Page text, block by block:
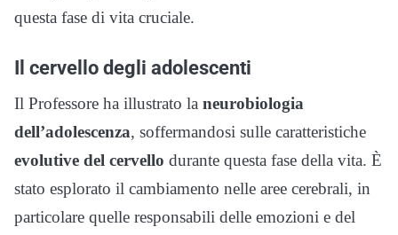
questa fase di vita cruciale.
Il cervello degli adolescenti
Il Professore ha illustrato la neurobiologia
dell’adolescenza, soffermandosi sulle caratteristiche
evolutive del cervello durante questa fase della vita. È
stato esplorato il cambiamento nelle aree cerebrali, in
particolare quelle responsabili delle emozioni e del